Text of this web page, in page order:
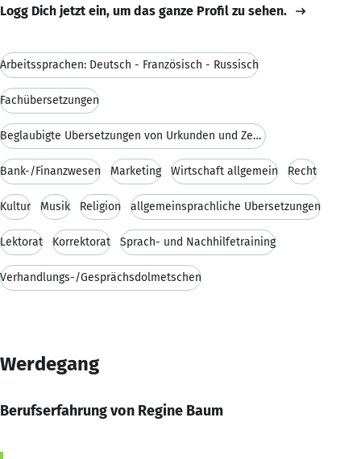
Logg Dich jetzt ein, um das ganze Profil zu sehen.
Arbeitssprachen: Deutsch - Französisch - Russisch
Fachübersetzungen
Beglaubigte Übersetzungen von Urkunden und Zeugnis
Bank-/Finanzwesen Marketing Wirtschaft allgemein Recht
Kultur Musik Religion allgemeinsprachliche Übersetzungen
Lektorat Korrektorat Sprach- und Nachhilfetraining
Verhandlungs-/Gesprächsdolmetschen
Werdegang
Berufserfahrung von Regine Baum